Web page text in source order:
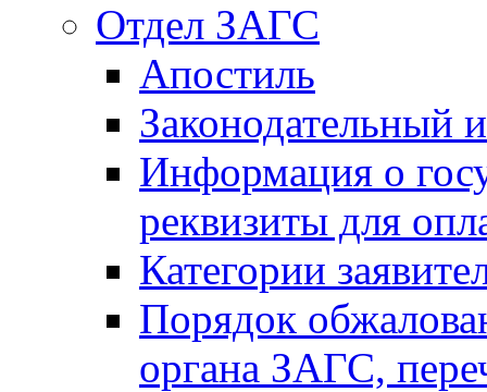
Отдел ЗАГС
Апостиль
Законодательный
Информация о
реквизиты для
Категории
Порядок
органа ЗАГС,